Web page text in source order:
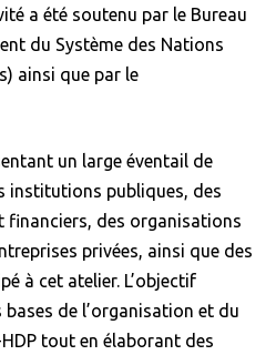
a été soutenu par le Bureau
du Système des Nations
ainsi que par le
un large éventail de
institutions publiques, des
financiers, des organisations
privées, ainsi que des
à cet atelier. L’objectif
de l’organisation et du
tout en élaborant des